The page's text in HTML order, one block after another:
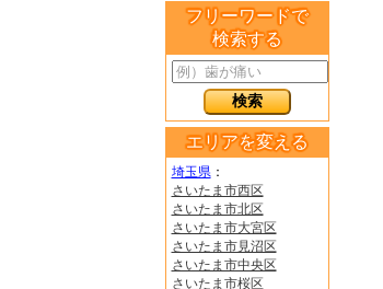
フリーワードで
検索する
エリアを変える
埼玉県：
さいたま市西区
さいたま市北区
さいたま市大宮区
さいたま市見沼区
さいたま市中央区
さいたま市桜区